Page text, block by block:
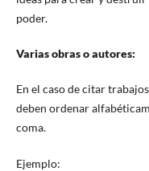
poder.
Varias obras o autores:
En el caso de citar
deben ordenar
coma.
Ejemplo: